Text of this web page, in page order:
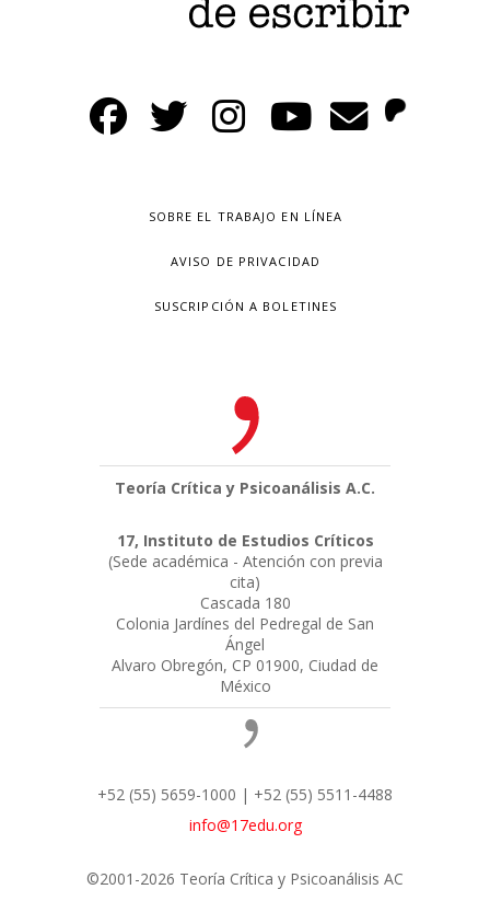
SOBRE EL TRABAJO EN LÍNEA
AVISO DE PRIVACIDAD
SUSCRIPCIÓN A BOLETINES
Teoría Crítica y Psicoanálisis A.C.
17, Instituto de Estudios Críticos
(Sede académica - Atención con previa
cita)
Cascada 180
Colonia Jardínes del Pedregal de San
Ángel
Alvaro Obregón, CP 01900, Ciudad de
México
+52 (55) 5659-1000 | +52 (55) 5511-4488
info@17edu.org
©2001-2026 Teoría Crítica y Psicoanálisis AC